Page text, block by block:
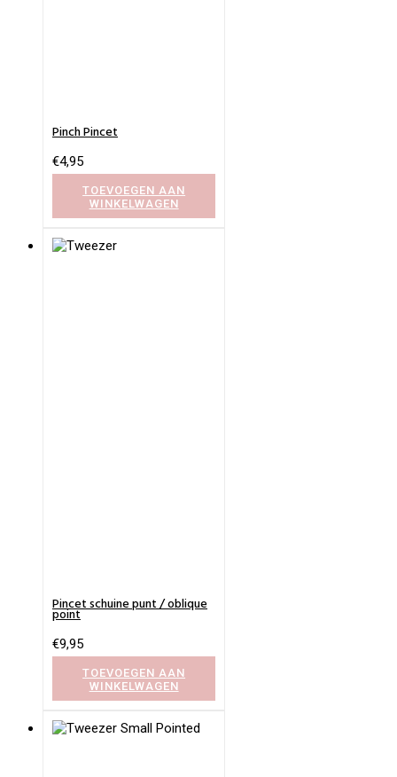
Pinch Pincet
€4,95
TOEVOEGEN AAN
WINKELWAGEN
Pincet schuine punt / oblique
point
€9,95
TOEVOEGEN AAN
WINKELWAGEN